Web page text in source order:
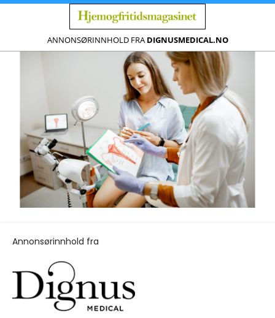
ANNONSØRINNHOLD FRA DIGNUSMEDICAL.NO
Annonsørinnhold fra